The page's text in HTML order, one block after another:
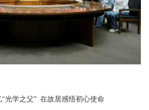
“光学之父” 在故居感悟初心使命